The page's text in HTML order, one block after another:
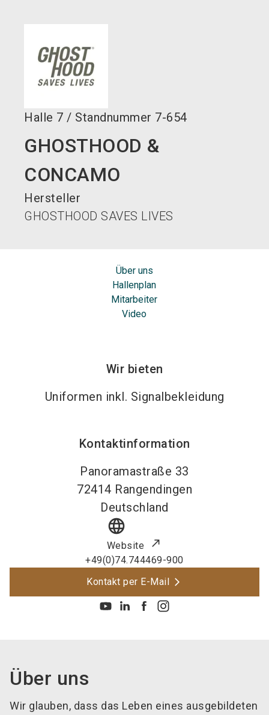
Halle 7 / Standnummer 7-654
GHOSTHOOD &
CONCAMO
Hersteller
GHOSTHOOD SAVES LIVES
Über uns
Hallenplan
Mitarbeiter
Video
Wir bieten
Uniformen inkl. Signalbekleidung
Kontaktinformation
Panoramastraße 33
72414 Rangendingen
Deutschland
language
Website
+49(0)74.744469-900
Kontakt per E-Mail
Über uns
Wir glauben, dass das Leben eines ausgebildeten